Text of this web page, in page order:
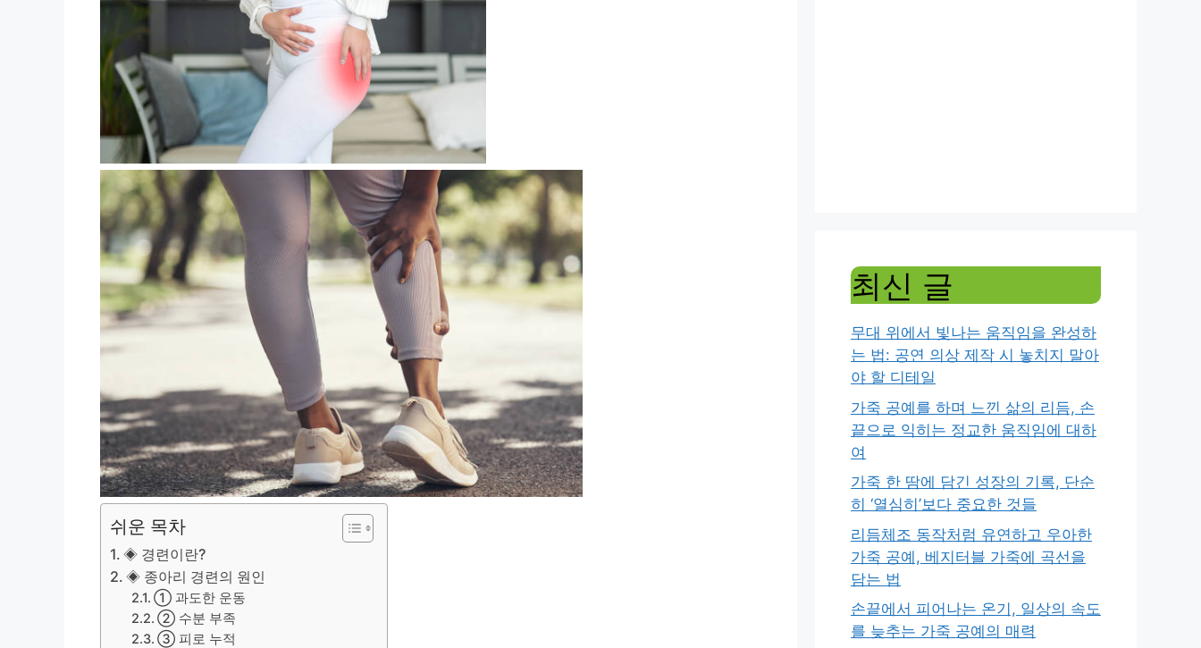
쉬운 목차
◈ 경련이란?
◈ 종아리 경련의 원인
① 과도한 운동
② 수분 부족
③ 피로 누적
최신 글
무대 위에서 빛나는 움직임을 완성하
는 법: 공연 의상 제작 시 놓치지 말아
야 할 디테일
가죽 공예를 하며 느낀 삶의 리듬, 손
끝으로 익히는 정교한 움직임에 대하
여
가죽 한 땀에 담긴 성장의 기록, 단순
히 ‘열심히’보다 중요한 것들
리듬체조 동작처럼 유연하고 우아한
가죽 공예, 베지터블 가죽에 곡선을
담는 법
손끝에서 피어나는 온기, 일상의 속도
를 늦추는 가죽 공예의 매력